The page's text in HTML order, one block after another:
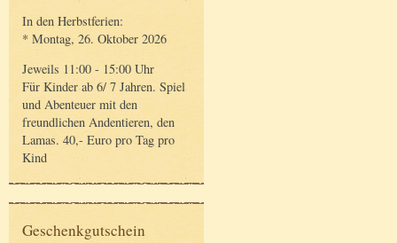
In den Herbstferien:
* Montag, 26. Oktober 2026
Jeweils 11:00 - 15:00 Uhr
Für Kinder ab 6/ 7 Jahren. Spiel
und Abenteuer mit den
freundlichen Andentieren, den
Lamas. 40,- Euro pro Tag pro
Kind
Geschenkgutschein